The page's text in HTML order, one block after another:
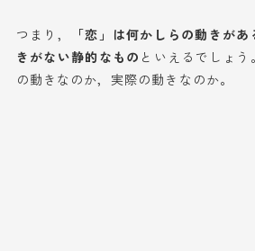
つまり， 「恋」は何かしらの動きがあ
きがない静的なもの といえるでしょ
の動きなのか，実際の動きなのか。